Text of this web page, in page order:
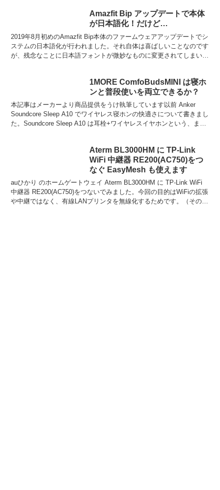
Amazfit Bip アップデートで本体
が日本語化！だけど…
2019年8月初めのAmazfit Bip本体のファームウェアアップデートでシ
ステムの日本語化が行われました。それ自体は喜ばしいことなのです
が、残念なことに日本語フォントが微妙なものに変更されてしまいま
1MORE ComfoBudsMINI は寝ホ
ンと普段使いを両立できるか？
本記事はメーカーより商品提供をうけ執筆しています以前 Anker
Soundcore Sleep A10 でワイヤレス寝ホンの快適さについて書きまし
た。Soundcore Sleep A10 は耳栓+ワイヤレスイヤホンという、まさ
Aterm BL3000HM に TP-Link
WiFi 中継器 RE200(AC750)をつ
なぐ EasyMesh も使えます
auひかり のホームゲートウェイ Aterm BL3000HM に TP-Link WiFi
中継器 RE200(AC750)をつないでみました。今回の目的はWiFiの拡張
や中継ではなく、有線LANプリンタを無線化するためです。（そのた